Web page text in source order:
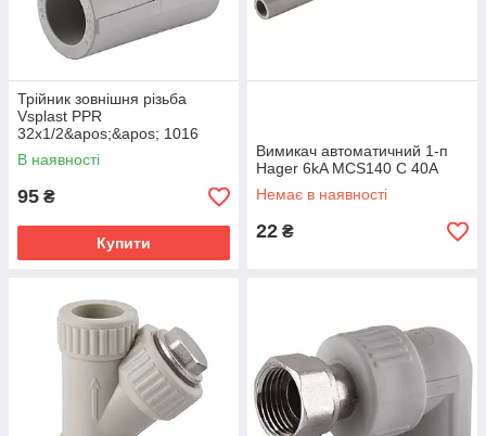
Трійник зовнішня різьба
Vsplast PPR
32х1/2&apos;&apos; 1016
В наявності
95 ₴
Купити
Вимикач автоматичний 1-п
Hager 6kA MCS140 C 40A
Немає в наявності
22 ₴